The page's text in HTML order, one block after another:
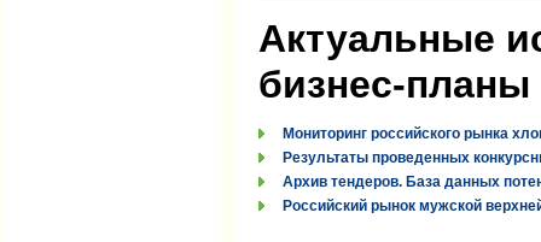
Актуальные
бизнес-планы
Мониторинг российского рынка
Результаты проведенных
Архив тендеров. База данных
Российский рынок мужской